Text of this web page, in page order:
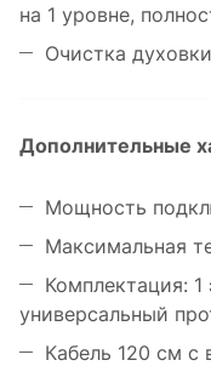
на 1 уровне,
Очистка
Дополнительные
Мощность
Максимальная
Комплектация:
универсальный
Кабель 120 см с